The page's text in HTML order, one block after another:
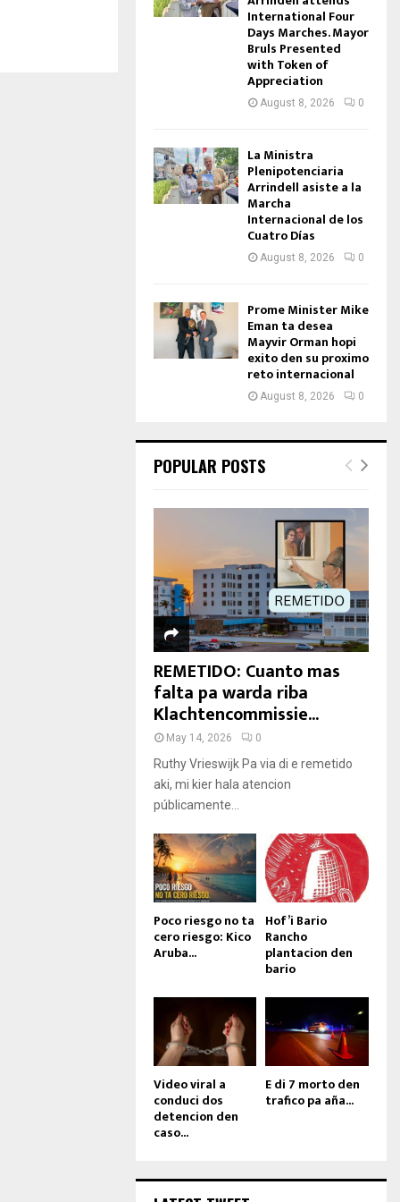
International Four
Days Marches. Mayor
Bruls Presented
with Token of
Appreciation
August 8, 2026 0
La Ministra
Plenipotenciaria
Arrindell asiste a la
Marcha
Internacional de los
Cuatro Días
August 8, 2026 0
Prome Minister Mike
Eman ta desea
Mayvir Orman hopi
exito den su proximo
reto internacional
August 8, 2026 0
POPULAR POSTS
REMETIDO: Cuanto mas
falta pa warda riba
Klachtencommissie...
May 14, 2026 0
Ruthy Vrieswijk Pa via di e remetido
aki, mi kier hala atencion
públicamente...
Poco riesgo no ta
cero riesgo: Kico
Aruba...
Hof’i Bario
Rancho
plantacion den
bario
Video viral a
conduci dos
detencion den
caso...
E di 7 morto den
trafico pa aña...